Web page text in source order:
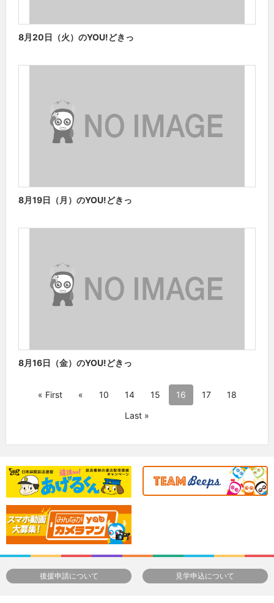
8月20日（火）のYOU!どきっ
8月19日（月）のYOU!どきっ
8月16日（金）のYOU!どきっ
« First « 10 14 15 16 17
18
Last »
後援申請について 見学申込について